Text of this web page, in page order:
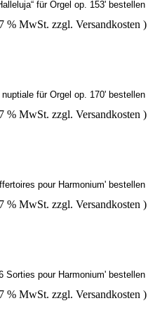
% MwSt. zzgl. Versandkosten )
% MwSt. zzgl. Versandkosten )
% MwSt. zzgl. Versandkosten )
% MwSt. zzgl. Versandkosten )